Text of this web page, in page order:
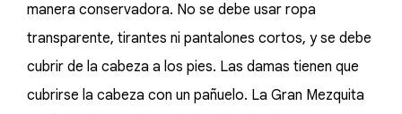
manera conservadora. No se debe usar ropa
transparente, tirantes ni pantalones cortos, y se debe
cubrir de la cabeza a los pies. Las damas tienen que
cubrirse la cabeza con un pañuelo. La Gran Mezquita